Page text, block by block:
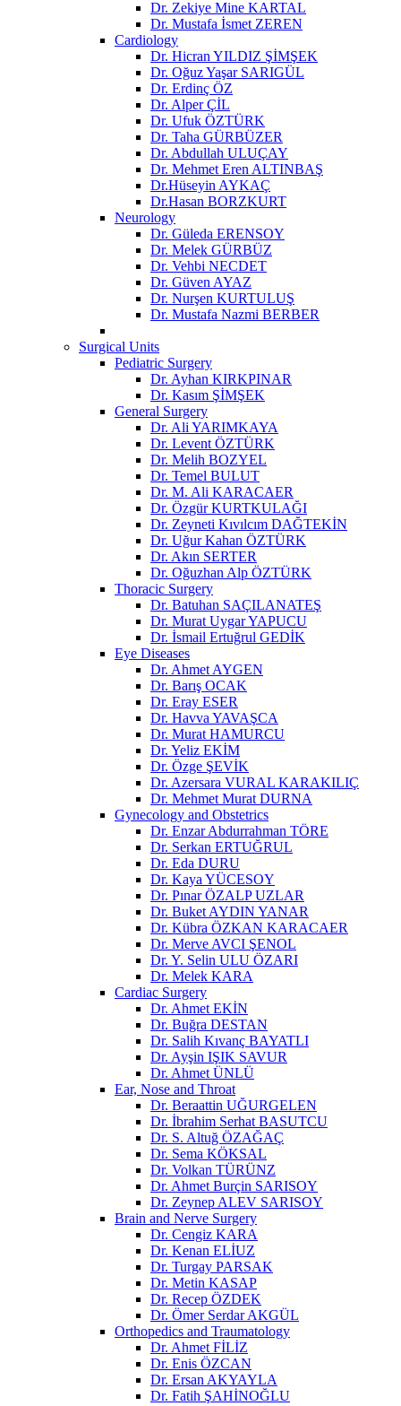
Dr. Zekiye Mine KARTAL
Dr. Mustafa İsmet ZEREN
Cardiology
Dr. Hicran YILDIZ ŞİMŞEK
Dr. Oğuz Yaşar SARIGÜL
Dr. Erdinç ÖZ
Dr. Alper ÇİL
Dr. Ufuk ÖZTÜRK
Dr. Taha GÜRBÜZER
Dr. Abdullah ULUÇAY
Dr. Mehmet Eren ALTINBAŞ
Dr.Hüseyin AYKAÇ
Dr.Hasan BORZKURT
Neurology
Dr. Güleda ERENSOY
Dr. Melek GÜRBÜZ
Dr. Vehbi NECDET
Dr. Güven AYAZ
Dr. Nurşen KURTULUŞ
Dr. Mustafa Nazmi BERBER
Surgical Units
Pediatric Surgery
Dr. Ayhan KIRKPINAR
Dr. Kasım ŞİMŞEK
General Surgery
Dr. Ali YARIMKAYA
Dr. Levent ÖZTÜRK
Dr. Melih BOZYEL
Dr. Temel BULUT
Dr. M. Ali KARACAER
Dr. Özgür KURTKULAĞI
Dr. Zeyneti Kıvılcım DAĞTEKİN
Dr. Uğur Kahan ÖZTÜRK
Dr. Akın SERTER
Dr. Oğuzhan Alp ÖZTÜRK
Thoracic Surgery
Dr. Batuhan SAÇILANATEŞ
Dr. Murat Uygar YAPUCU
Dr. İsmail Ertuğrul GEDİK
Eye Diseases
Dr. Ahmet AYGEN
Dr. Barış OCAK
Dr. Eray ESER
Dr. Havva YAVAŞCA
Dr. Murat HAMURCU
Dr. Yeliz EKİM
Dr. Özge ŞEVİK
Dr. Azersara VURAL KARAKILIÇ
Dr. Mehmet Murat DURNA
Gynecology and Obstetrics
Dr. Enzar Abdurrahman TÖRE
Dr. Serkan ERTUĞRUL
Dr. Eda DURU
Dr. Kaya YÜCESOY
Dr. Pınar ÖZALP UZLAR
Dr. Buket AYDIN YANAR
Dr. Kübra ÖZKAN KARACAER
Dr. Merve AVCI ŞENOL
Dr. Y. Selin ULU ÖZARI
Dr. Melek KARA
Cardiac Surgery
Dr. Ahmet EKİN
Dr. Buğra DESTAN
Dr. Salih Kıvanç BAYATLI
Dr. Ayşin IŞIK SAVUR
Dr. Ahmet ÜNLÜ
Ear, Nose and Throat
Dr. Beraattin UĞURGELEN
Dr. İbrahim Serhat BASUTCU
Dr. S. Altuğ ÖZAĞAÇ
Dr. Sema KÖKSAL
Dr. Volkan TÜRÜNZ
Dr. Ahmet Burçin SARISOY
Dr. Zeynep ALEV SARISOY
Brain and Nerve Surgery
Dr. Cengiz KARA
Dr. Kenan ELİUZ
Dr. Turgay PARSAK
Dr. Metin KASAP
Dr. Recep ÖZDEK
Dr. Ömer Serdar AKGÜL
Orthopedics and Traumatology
Dr. Ahmet FİLİZ
Dr. Enis ÖZCAN
Dr. Ersan AKYAYLA
Dr. Fatih ŞAHİNOĞLU